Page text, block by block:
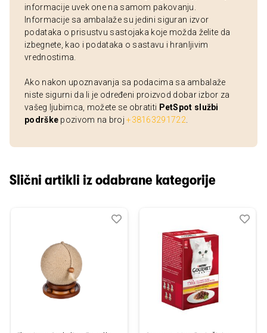
informacije uvek one na samom pakovanju.
Informacije sa ambalaže su jedini siguran izvor
podataka o prisustvu sastojaka koje možda želite da
izbegnete, kao i podataka o sastavu i hranljivim
vrednostima.
Ako nakon upoznavanja sa podacima sa ambalaže
niste sigurni da li je određeni proizvod dobar izbor za
vašeg ljubimca, možete se obratiti PetSpot službi
podrške pozivom na broj+38163291722
Slični artikli iz odabrane kategorije
Dodaj
Uporedi